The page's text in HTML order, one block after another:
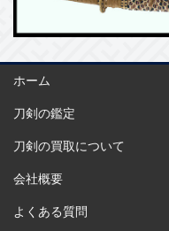
ホーム
刀剣の鑑定
刀剣の買取について
会社概要
よくある質問